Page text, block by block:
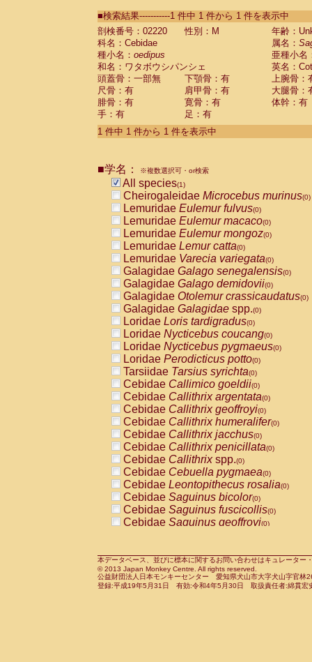
CebidaeSaguinus labiatus(0)
Cebidae Saguinus leucopus (0)
Cebidae
Cebidae
CebidaeSaguinus nigricollis (0)
Cebidae Saguinus oedipus
Cebidae Saguinus weddelli
Cebidae Saguinusspp.
Cebidae Aotus trivirgatus
Cebidae Cebus albifrons
CebidaeCebus nigrivittatus
CebidaeCebus
CebidaeSaimiri boliviensis(0)
CebidaeSaimiri sciureus(0)
AtelidaeAlouatta caraya(0)
AtelidaeAlouatta fusca(0)
AtelidaeAlouatta seniculus
AtelidaeAlouattaspp.(0)
AtelidaeAteles belzebuth(0)
AtelidaeAteles geoffroyi(0)
AtelidaeAteles paniscus(0)
AtelidaeAtelesspp.(0)
Atelidae Lagothrix lagothricha
AtelidaeLagothrix lagothricha cana
PitheciidaeCacajao calvus
PitheciidaeCallicebus cupreus
PitheciidaeCallicebus donacophilus
PitheciidaeCallicebus moloch
PitheciidaeCallicebus torquatus
PitheciidaeCallicebusspp.(0)
PitheciidaeChiropotes satanas(0)
PitheciidaePithecia monachus
PitheciidaePithecia pithecia(0)
CercopithecidaeCercocebus agilis
CercopithecidaeCercocebus
CercopithecidaeCercocebus
CercopithecidaeCercocebus
CercopithecidaeCercocebus
CercopithecidaeCercocebushybrid
CercopithecidaePapio anubis(0)
CercopithecidaePapio cynocephalus
CercopithecidaePapio hamadryas(0)
■検索結果-----------1 件中 1 件から 1 件を表示中
剖検番号：02220
性別：M
年齢：
科名：Cebidae
属名：
種小名： oedipus
亜種小名
和名：ワタボウシパンシェ
英名：
頭蓋骨：一部無
下顎骨：有
上腕骨：
尺骨：有
肩甲骨：有
大腿骨：
腓骨：有
寛骨：有
体幹：有
手：有
足：有
1 件中 1 件から 1 件を表示中
■学名： ※複数選択可・or検索
All species(1)
Cheirogaleidae Microcebus murinus(0)
Lemuridae Eulemur fulvus(0)
Lemuridae Eulemur macaco(0)
Lemuridae Eulemur mongoz(0)
Lemuridae Lemur catta(0)
Lemuridae Varecia variegata(0)
Galagidae Galago senegalensis(0)
Galagidae Galago demidovii(0)
Galagidae Otolemur crassicaudatus(0)
Galagidae Galagidae spp.(0)
Loridae Loris tardigradus(0)
Loridae Nycticebus coucang(0)
Loridae Nycticebus pygmaeus(0)
Loridae Perodicticus potto(0)
Tarsiidae Tarsius syrichta(0)
Cebidae Callimico goeldii(0)
Cebidae Callithrix argentata(0)
Cebidae Callithrix geoffroyi(0)
Cebidae Callithrix humeralifer(0)
Cebidae Callithrix jacchus(0)
Cebidae Callithrix penicillata(0)
Cebidae Callithrixspp.(0)
Cebidae Cebuella pygmaea(0)
Cebidae Leontopithecus rosalia(0)
Cebidae Saguinus bicolor(0)
Cebidae Saguinus fuscicollis(0)
Cebidae Saguinus geoffroyi(0)
CebidaeSaguinus leucopus(0)
CebidaeSaguinus midas(0)
Cebidae Saguinus mystax(0)
本データベース、並びに標本に関するお問い合わせはキュレータ
© 2013 Japan Monkey Centre. All rights reserved.
公益財団法人日本モンキーセンター 愛知県犬山市大字犬山字官
登録:平成19年5月31日 有効:令和4年5月30日 取扱責任者:綿貫宏